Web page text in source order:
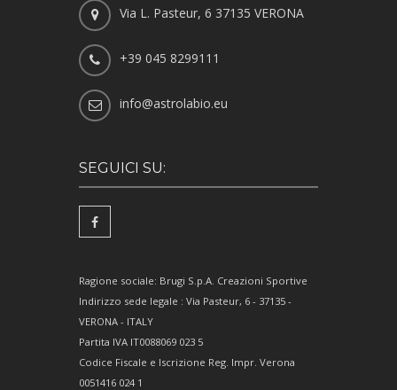
Via L. Pasteur, 6 37135 VERONA
+39 045 8299111
info@astrolabio.eu
SEGUICI SU:
Ragione sociale: Brugi S.p.A. Creazioni Sportive
Indirizzo sede legale : Via Pasteur, 6 - 37135 -
VERONA - ITALY
Partita IVA IT0088069 023 5
Codice Fiscale e Iscrizione Reg. Impr. Verona
0051416 024 1